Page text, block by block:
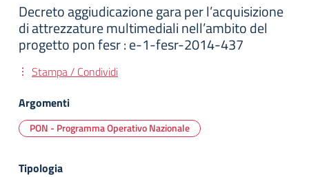
Decreto aggiudicazione gara per l’acquisizione
di attrezzature multimediali nell’ambito del
progetto pon fesr : e-1-fesr-2014-437
Stampa / Condividi
Argomenti
PON - Programma Operativo Nazionale
Tipologia